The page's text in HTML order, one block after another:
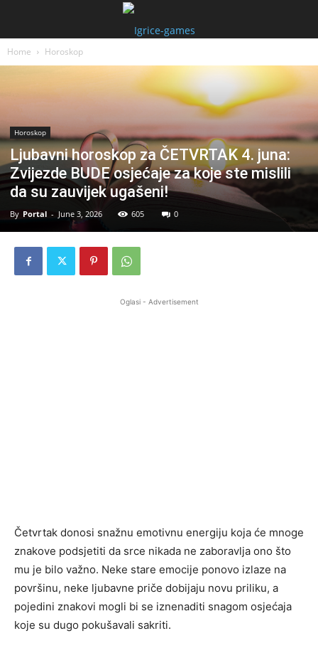
Home Horoskop
Horoskop
Ljubavni horoskop za ČETVRTAK 4. juna:
Zvijezde BUDE osjećaje za koje ste mislili
da su zauvijek ugašeni!
By Portal - June 3, 2026 605 0
Oglasi - Advertisement
Četvrtak donosi snažnu emotivnu energiju koja će mnoge
znakove podsjetiti da srce nikada ne zaboravlja ono što
mu je bilo važno. Neke stare emocije ponovo izlaze na
površinu, neke ljubavne priče dobijaju novu priliku, a
pojedini znakovi mogli bi se iznenaditi snagom osjećaja
koje su dugo pokušavali sakriti.